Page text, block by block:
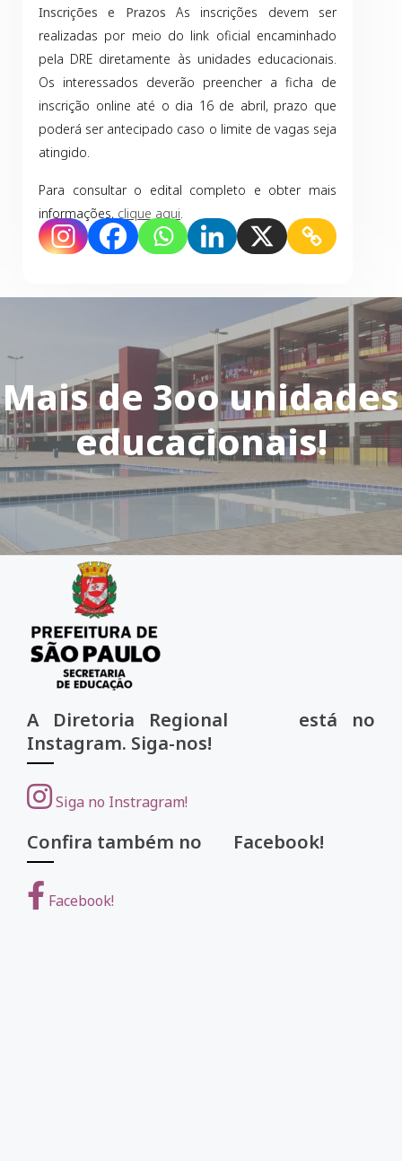
Inscrições e Prazos As inscrições devem ser
realizadas por meio do link oficial encaminhado
pela DRE diretamente às unidades educacionais.
Os interessados deverão preencher a ficha de
inscrição online até o dia 16 de abril, prazo que
poderá ser antecipado caso o limite de vagas seja
atingido.
Para consultar o edital completo e obter mais
informações, clique aqui.
Mais de 3oo unidades
educacionais!
A Diretoria Regional está no
Instagram. Siga-nos!
Siga no Instragram!
Confira também no Facebook!
Facebook!